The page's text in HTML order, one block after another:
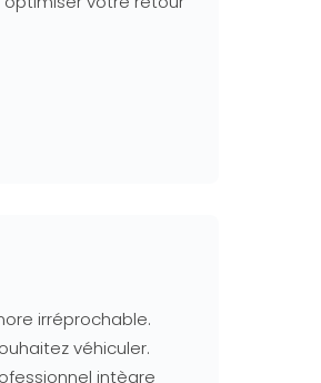
irréprochable.
véhiculer.
intègre